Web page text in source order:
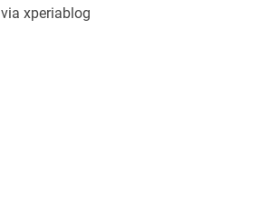
via xperiablog